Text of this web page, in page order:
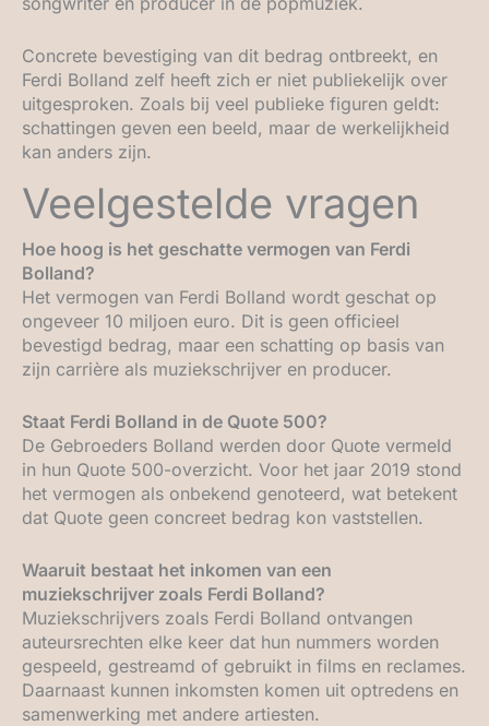
Concrete bevestiging van dit bedrag ontbreekt, en
Ferdi Bolland zelf heeft zich er niet publiekelijk over
uitgesproken. Zoals bij veel publieke figuren geldt:
schattingen geven een beeld, maar de werkelijkheid
kan anders zijn.
Veelgestelde vragen
Hoe hoog is het geschatte vermogen van Ferdi
Bolland?
Het vermogen van Ferdi Bolland wordt geschat op
ongeveer 10 miljoen euro. Dit is geen officieel
bevestigd bedrag, maar een schatting op basis van
zijn carrière als muziekschrijver en producer.
Staat Ferdi Bolland in de Quote 500?
De Gebroeders Bolland werden door Quote vermeld
in hun Quote 500-overzicht. Voor het jaar 2019 stond
het vermogen als onbekend genoteerd, wat betekent
dat Quote geen concreet bedrag kon vaststellen.
Waaruit bestaat het inkomen van een
muziekschrijver zoals Ferdi Bolland?
Muziekschrijvers zoals Ferdi Bolland ontvangen
auteursrechten elke keer dat hun nummers worden
gespeeld, gestreamd of gebruikt in films en reclames.
Daarnaast kunnen inkomsten komen uit optredens en
samenwerking met andere artiesten.